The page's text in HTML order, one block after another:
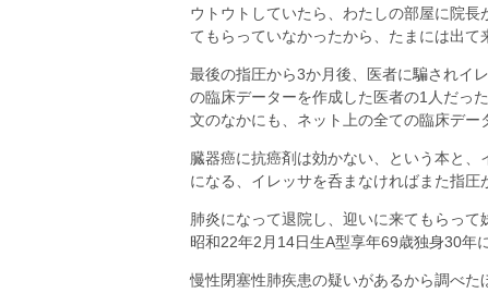
ウトウトしていたら、わたしの部屋に院
てもらっていなかったから、たまには出て
最後の指圧から3か月後、医者に騙されイ
の臨床データーを作成した医者の1人だっ
文のなかにも、ネット上の全ての臨床デー
臓器癌に抗癌剤は効かない、という本と
になる、イレッサを呑まなければまた指圧
肺炎になって退院し、迎いに来てもらっ
昭和22年2月14日生A型享年69歳独身30年
慢性閉塞性肺疾患の疑いがあるから調べ